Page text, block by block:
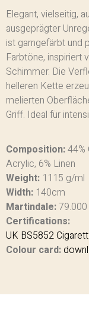
Elegant, vielseitig,
ausgeprägter
ist garngefärbt und
Farbtöne, inspiriert
Schimmer. Die
helleren Kette
melierten
Griff. Ideal für
Composition:44%
Acrylic, 6% Linen
Weight: 1115 g/ml
Width: 140cm
Martindale:79.000
Certifications:
UK BS5852
Colour card: